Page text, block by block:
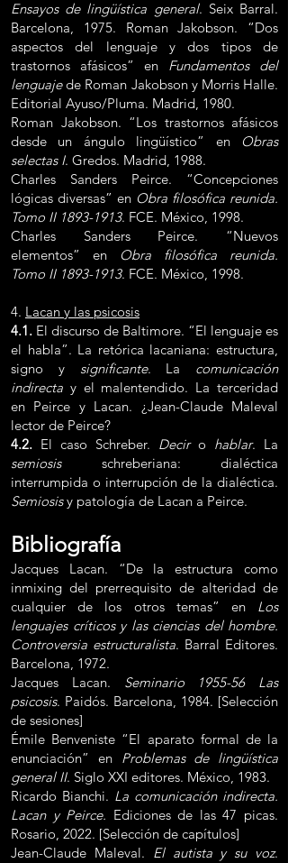
Ensayos de lingüística general. Seix Barral.
Barcelona, 1975. Roman Jakobson. “Dos
aspectos del lenguaje y dos tipos de
trastornos afásicos” en Fundamentos del
lenguajede Roman Jakobson y Morris Halle.
Editorial Ayuso/Pluma. Madrid, 1980.
Roman Jakobson. “Los trastornos afásicos
desde un ángulo lingüístico” en
Obras
selectas I. Gredos. Madrid, 1988.
Charles Sanders Peirce. “Concepciones
lógicas diversas” en Obra filosófica reunida.
Tomo II 1893-1913. FCE. México, 1998.
Charles Sanders Peirce. “Nuevos
elementos” en
Obra filosófica reunida.
Tomo II 1893-1913. FCE. México, 1998.
4. Lacan y las psicosis
4.1. El discurso de Baltimore. “El lenguaje es
el habla”. La retórica lacaniana: estructura,
signo y significante. La comunicación
indirecta y el malentendido. La terceridad
en Peirce y Lacan. ¿Jean-Claude Maleval
lector de Peirce?
4.2. El caso Schreber. Decir o hablar. La
semiosis schreberiana: dialéctica
interrumpida o interrupción de la dialéctica.
Semiosisy patología de Lacan a Peirce.
Bibliografía
Jacques Lacan. “De la estructura como
inmixing del prerrequisito de alteridad de
cualquier de los otros temas” en Los
lenguajes críticos y las ciencias del hombre.
Controversia estructuralista. Barral Editores.
Barcelona, 1972.
Jacques Lacan. Seminario 1955-56 Las
psicosis. Paidós. Barcelona, 1984. [Selección
de sesiones]
Émile Benveniste “El aparato formal de la
enunciación” en Problemas de lingüística
general II. Siglo XXI editores. México, 1983.
Ricardo Bianchi. La comunicación indirecta.
Lacan y Peirce. Ediciones de las 47 picas.
Rosario, 2022. [Selección de capítulos]
Jean-Claude Maleval. El autista y su voz.